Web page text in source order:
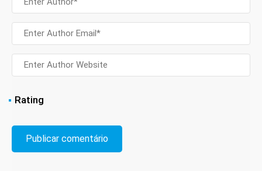
Rating